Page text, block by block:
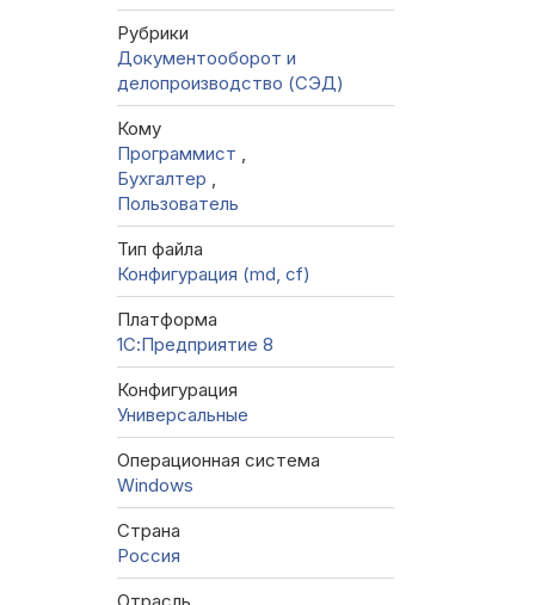
Рубрики
Документооборот и
делопроизводство (СЭД)
Кому
Программист ,
Бухгалтер ,
Пользователь
Тип файла
Конфигурация (md, cf)
Платформа
1С:Предприятие 8
Конфигурация
Универсальные
Операционная система
Windows
Страна
Россия